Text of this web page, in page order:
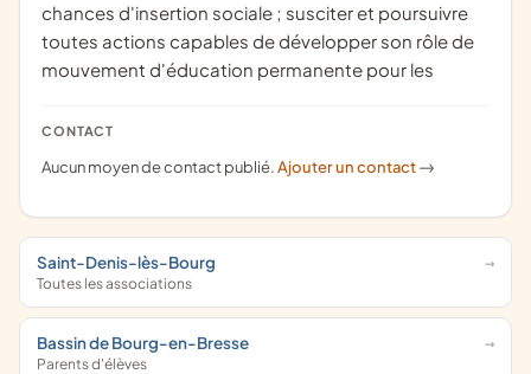
chances d'insertion sociale ; susciter et poursuivre
toutes actions capables de développer son rôle de
mouvement d'éducation permanente pour les
CONTACT
Aucun moyen de contact publié.Ajouter un contact ->
Saint-Denis-lès-Bourg
Toutes les associations
Bassin de Bourg-en-Bresse
Parents d'élèves